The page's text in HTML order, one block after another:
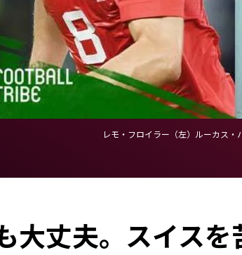
レモ・フロイラー（左）ルーカス
大丈夫。スイス